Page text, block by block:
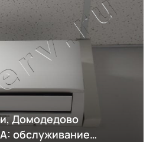
Домодедово
обслуживание